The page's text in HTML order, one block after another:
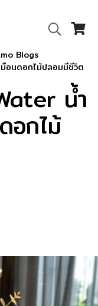
Blogs
อนดอกไม้ปลอมมีชีวิต
น้ำ
อกไม้